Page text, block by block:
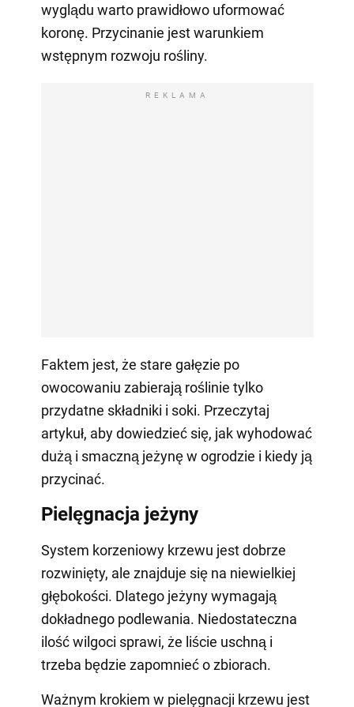
wyglądu warto prawidłowo uformować
koronę. Przycinanie jest warunkiem
wstępnym rozwoju rośliny.
REKLAMA
Faktem jest, że stare gałęzie po
owocowaniu zabierają roślinie tylko
przydatne składniki i soki. Przeczytaj
artykuł, aby dowiedzieć się, jak wyhodować
dużą i smaczną jeżynę w ogrodzie i kiedy ją
przycinać.
Pielęgnacja jeżyny
System korzeniowy krzewu jest dobrze
rozwinięty, ale znajduje się na niewielkiej
głębokości. Dlatego jeżyny wymagają
dokładnego podlewania. Niedostateczna
ilość wilgoci sprawi, że liście uschną i
trzeba będzie zapomnieć o zbiorach.
Ważnym krokiem w pielęgnacji krzewu jest